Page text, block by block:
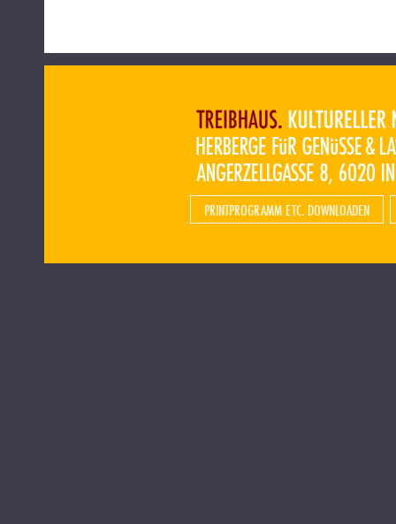
PRINTPROGRAMM ETC. DOWNLOADEN